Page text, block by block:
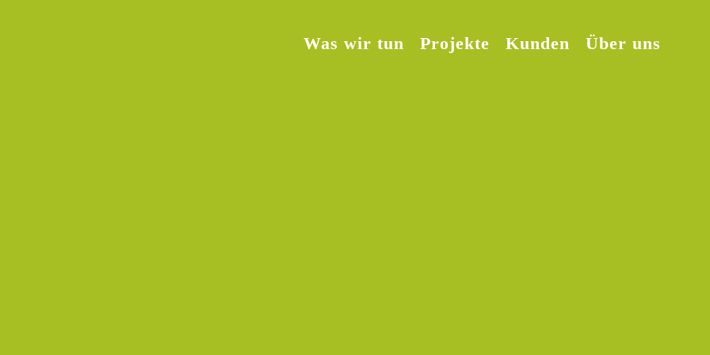
Was wir tun Projekte Kunden Über uns